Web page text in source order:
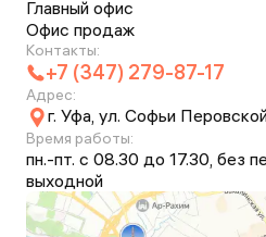
Главный офис
Офис продаж
Контакты:
+7 (347) 279-87-17
Адрес:
г. Уфа, ул. Софьи
Время работы:
пн.-пт. с 08.30 до 17.30, без
выходной